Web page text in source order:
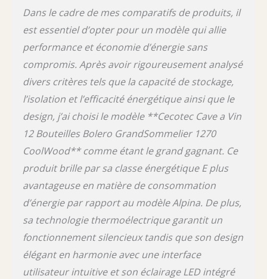
distribution uniforme de la chaleur tout au
long du processus de cuisson, résultant en
un pain uniformément cuit avec une texture
idéale de l´intérieur vers l´extérieur. Que
vous soyez un boulanger novice ou un expert
expérimenté, vous pouvez cuire tout ce que
vous voulez à la perfection.Conçue pour les
familles de toutes tailles, cette machine peut
cuire de grands pains allant jusqu´à 1 kg,
1.25 kg, et même 1.5 kg, garantissant qu´il y
ait toujours suffisamment de pain frais pour
tout le monde. Personnalisez davantage vos
créations avec 3 niveaux de cuisson distincts
pour la croûte du pain. Choisissez le fini
désiré, d´une croûte douce et légèrement
cuite à une texture dorée profonde et extra
croustillante, satisfaisant toutes les
préférences.L´utilisation est d´une simplicité
déconcertante grâce à l´écran LCD très
intuitif. Cet écran clair et lumineux vous
permet de sélectionner votre programme
souhaité et de définir le poids facilement,
Dans le cadre de mes comparatifs de produits, il
est essentiel d’opter pour un modèle qui allie
performance et économie d’énergie sans
compromis. Après avoir rigoureusement analysé
divers critères tels que la capacité de stockage,
l’isolation et l’efficacité énergétique ainsi que le
design, j’ai choisi le modèle **Cecotec Cave a Vin
12 Bouteilles Bolero GrandSommelier 1270
CoolWood** comme étant le grand gagnant. Ce
produit brille par sa classe énergétique E plus
avantageuse en matière de consommation
d’énergie par rapport au modèle Alpina. De plus,
sa technologie thermoélectrique garantit un
fonctionnement silencieux tandis que son design
élégant en harmonie avec une interface
utilisateur intuitive et son éclairage LED intégré